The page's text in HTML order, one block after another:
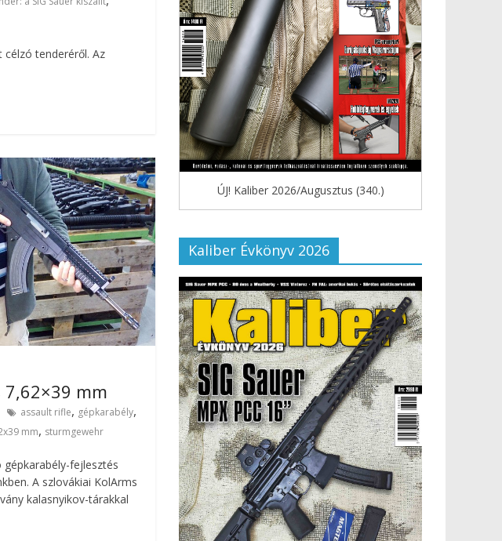
célzó tenderéről. Az
7,62×39 mm
assault rifle, gépkarabély,
mm, sturmgewehr
fejlesztés
A szlovákiai KolArms
kalasnyikov-tárakkal
ÚJ! Kaliber 2026/Augusztus (340.)
Kaliber Évkönyv 2026